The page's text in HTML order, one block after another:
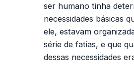
ser humano tinha
necessidades básicas
ele, estavam
série de fatias, e que
dessas necessidades